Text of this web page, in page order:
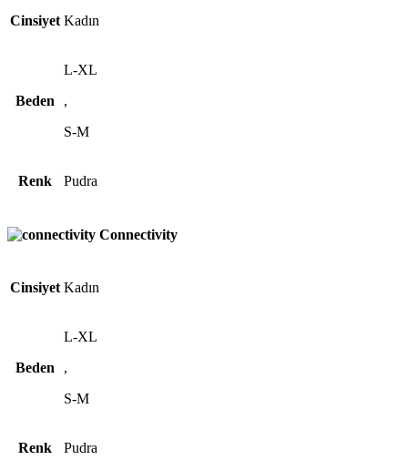
Cinsiyet Kadın
Beden
L-XL
,
S-M
Renk Pudra
Connectivity
Cinsiyet Kadın
Beden
L-XL
,
S-M
Renk Pudra